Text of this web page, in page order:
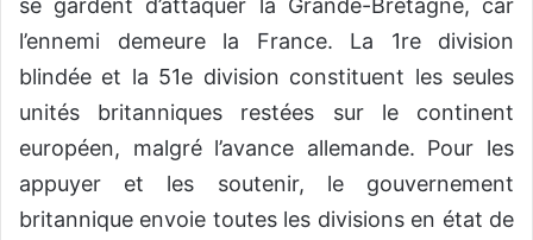
l’ennemi demeure la France. La 1re division
blindée et la 51e division constituent les seules
unités britanniques restées sur le continent
européen, malgré l’avance allemande. Pour les
appuyer et les soutenir, le gouvernement
britannique envoie toutes les divisions en état de